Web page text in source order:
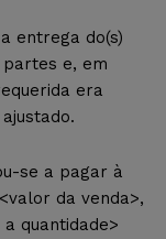
entrega do(s)
e, em
era
se a pagar à
da venda>,
quantidade>